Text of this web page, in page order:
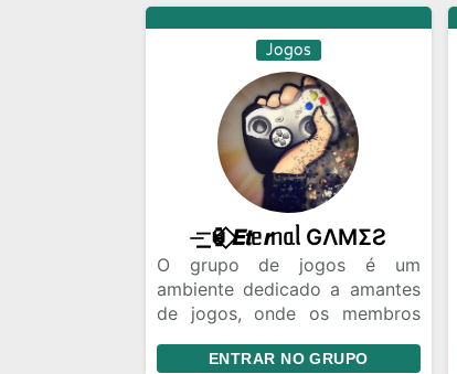
obrigatoria “
Jogos
⏤͟͟͞ 🏮⃟𝙀𝙩ᥱ𝙧ᥒᥲᥣ GΛMΣƧ
O grupo de jogos é um
ambiente dedicado a amantes
de jogos, onde os membros
times, compartilhar dicas e
ENTRAR NO GRUPO